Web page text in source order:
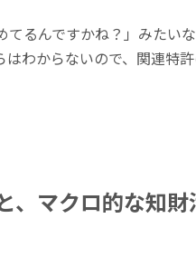
るんですかね？」みたい
わからないので、関連特
、マクロ的な知